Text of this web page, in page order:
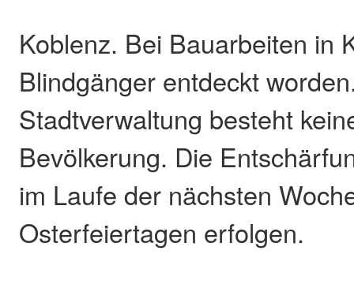
Koblenz. Bei Bauarbeiten in
Blindgänger entdeckt
Stadtverwaltung besteht
Bevölkerung. Die
im Laufe der nächsten
Osterfeiertagen erfolgen.